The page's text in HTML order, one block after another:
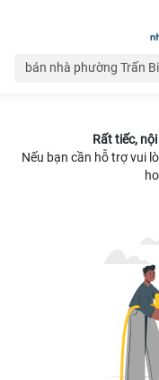
Rất tiếc,
Nếu bạn cần hỗ trợ vui